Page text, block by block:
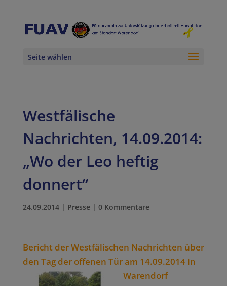
Seite wählen
Westfälische
Nachrichten, 14.09.2014:
„Wo der Leo heftig
donnert“
24.09.2014| Presse| 0 Kommentare
Bericht der Westfälischen Nachrichten über
den Tag der offenen Tür am 14.09.2014 in
Warendorf